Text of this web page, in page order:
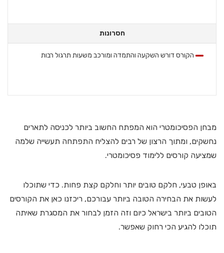
חסרונות
הקורס דורש השקעה והתמדה ומורכב משעות תרגול רבות
מבחן הפסיכומטרי הוא המפתח החשוב ביותר לכניסה לתארים
נחשקים, ומתוך הרצון של רבים להצליח התפתחה תעשייה שלמה
שמציעה קורסים ללימוד פסיכומטרי.
באופן טבעי, חלקם טובים יותר וחלקם קצת פחות. כדי שתוכלו
לעשות את הבחירה הטובה ביותר עבורכם, ריכזנו כאן את הקורסים
הטובים ביותר בישראל כיום וזה הזמן לבחור את המסגרת שאיתה
תוכלו להגיע הכי רחוק שאפשר.